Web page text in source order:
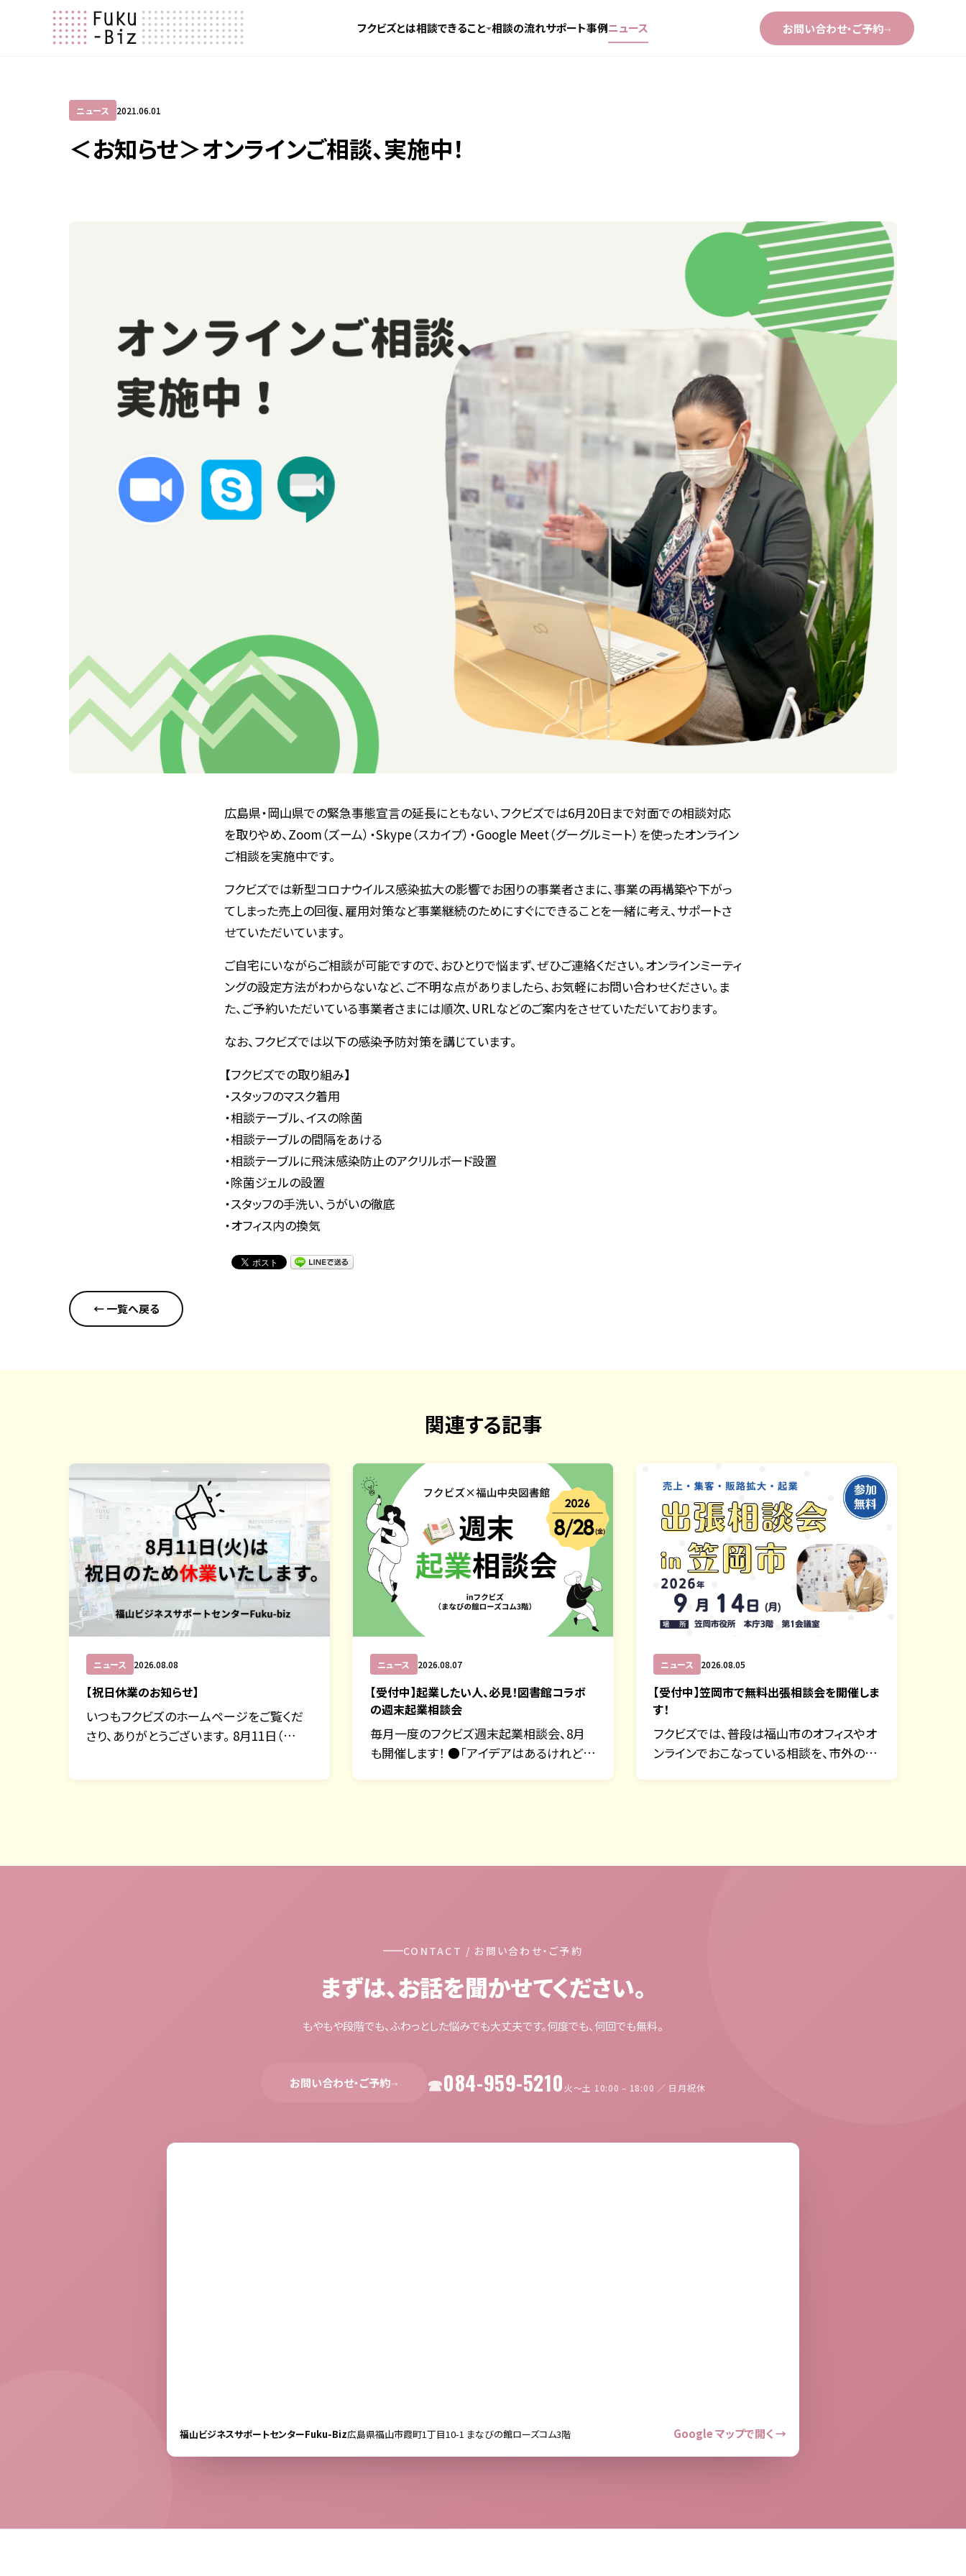
フクビズとは相談できること 相談の流れサポート事例ニュース お問い合わせ・ご予約→
ニュース 2021.06.01
＜お知らせ＞オンラインご相談、実施中！
広島県・岡山県での緊急事態宣言の延長にともない、フクビズでは6月20日まで対面での相談対応
を取りやめ、Zoom（ズーム）・Skype（スカイプ）・Google Meet（グーグルミート）を使ったオンライン
ご相談を実施中です。
フクビズでは新型コロナウイルス感染拡大の影響でお困りの事業者さまに、事業の再構築や下がっ
てしまった売上の回復、雇用対策など事業継続のためにすぐにできることを一緒に考え、サポートさ
せていただいています。
ご自宅にいながらご相談が可能ですので、おひとりで悩まず、ぜひご連絡ください。オンラインミーティ
ングの設定方法がわからないなど、ご不明な点がありましたら、お気軽にお問い合わせください。ま
た、ご予約いただいている事業者さまには順次、URLなどのご案内をさせていただいております。
なお、フクビズでは以下の感染予防対策を講じています。
【フクビズでの取り組み】
・スタッフのマスク着用
・相談テーブル、イスの除菌
・相談テーブルの間隔をあける
・相談テーブルに飛沫感染防止のアクリルボード設置
・除菌ジェルの設置
・スタッフの手洗い、うがいの徹底
・オフィス内の換気
← 一覧へ戻る
関連する記事
ニュース 2026.08.08
【祝日休業のお知らせ】
いつもフクビズのホームページをご覧くだ
さり、ありがとうございます。 8月11日（…
ニュース 2026.08.07
【受付中】起業したい人、必見！図書館コラボ
の週末起業相談会
毎月一度のフクビズ週末起業相談会、8月
も開催します！ ●「アイデアはあるけれど、
ニュース 2026.08.05
【受付中】笠岡市で無料出張相談会を開催しま
す！
フクビズでは、普段は福山市のオフィスやオ
ンラインでおこなっている相談を、市外の
CONTACT / お問い合わせ・ご予約
まずは、お話を聞かせてください。
もやもや段階でも、ふわっとした悩みでも大丈夫です。何度でも、何回でも無料。
お問い合わせ・ご予約→ 084-959-5210火〜土 10:00 – 18:00 ／ 日月祝休
福山ビジネスサポートセンターFuku-Biz広島県福山市霞町1丁目10-1 まなびの館ローズコム3階 Google マップで開く →